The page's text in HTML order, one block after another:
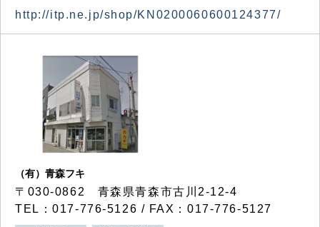
http://itp.ne.jp/shop/KN0200060600124377/
（有）青森フキ
〒030-0862 青森県青森市古川2-12-4
TEL：017-776-5126 / FAX：017-776-5127